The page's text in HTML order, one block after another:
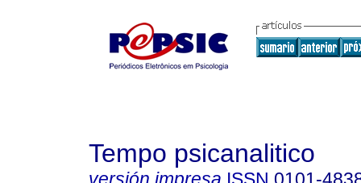
Tempo psicanalitico